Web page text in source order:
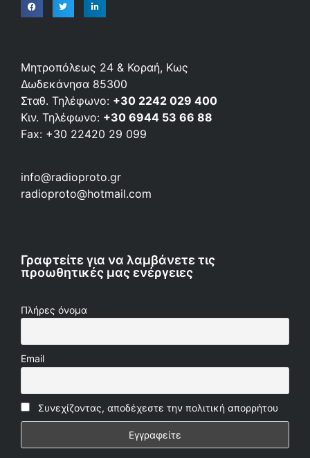
Μητροπόλεως 24 & Κοραή, Κως
Δωδεκάνησα 85300
Σταθ. Τηλέφωνο: +30 2242 029 400
Κιν. Τηλέφωνο: +30 6944 53 66 88
Fax: +30 22420 29 099
info@radioproto.gr
radioproto@hotmail.com
Γραφτείτε για να λαμβάνετε τις
προωθητικές μας ενέργειες
Πλήρες όνομα
Email
Συνεχίζοντας, αποδέχεστε την πολιτική απορρήτου